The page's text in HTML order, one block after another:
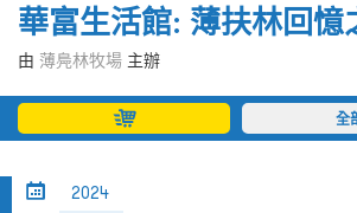
關於撲飛
條款及細則
EN
華富生活館: 薄扶林回憶
由 薄鳧林牧場 主辦
全
2024